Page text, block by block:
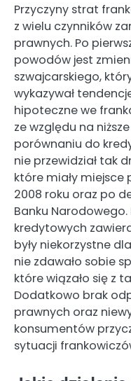
Przyczyny strat
z wielu czynników
prawnych. Po
powodów jest
szwajcarskiego,
wykazywał
hipoteczne we
ze względu na
porównaniu do
nie przewidział tak
które miały miejsce
2008 roku oraz po
Banku
kredytowych
były niekorzystne
nie zdawało sobie
które wiązało się z
Dodatkowo brak
prawnych oraz
konsumentów
sytuacji